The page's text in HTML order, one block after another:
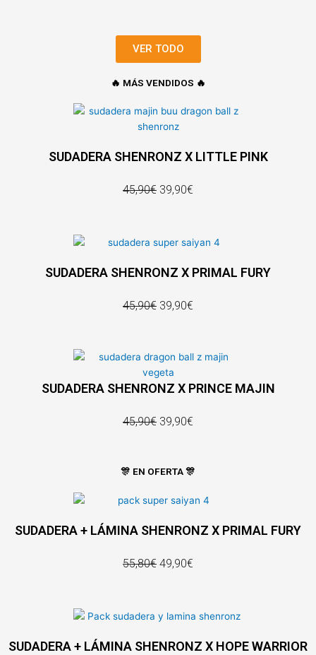
VER TODO
🔥 MÁS VENDIDOS 🔥
SUDADERA SHENRONZ X LITTLE PINK
45,90€ 39,90€
SUDADERA SHENRONZ X PRIMAL FURY
45,90€ 39,90€
SUDADERA SHENRONZ X PRINCE MAJIN
45,90€ 39,90€
🎊 EN OFERTA 🎊
SUDADERA + LÁMINA SHENRONZ X PRIMAL FURY
55,80€ 49,90€
SUDADERA + LÁMINA SHENRONZ X HOPE WARRIOR